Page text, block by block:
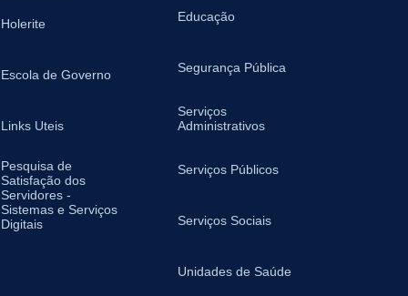
Holerite
Escola de Governo
Links Uteis
Pesquisa de
Satisfação dos
Servidores -
Sistemas e Serviços
Digitais
Educação
Segurança Pública
Serviços
Administrativos
Serviços Públicos
Serviços Sociais
Unidades de Saúde